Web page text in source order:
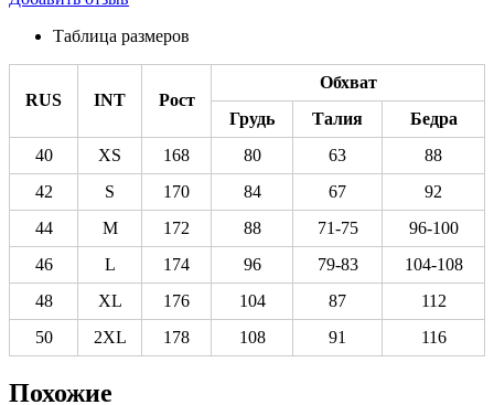
Таблица размеров
RUS INT Рост
Обхват
Грудь
Талия
Бедра
40
XS 168 80 63
88
42
S 170 84 67
92
44
M 172 88 71-75
96-100
46
L 174 96 79-83
104-108
48
XL 176 104 87
112
50
2XL 178 108 91 116
Похожие